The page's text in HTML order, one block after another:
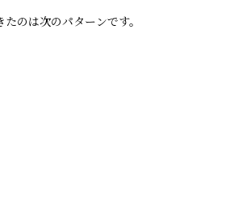
のは次のパターンです。